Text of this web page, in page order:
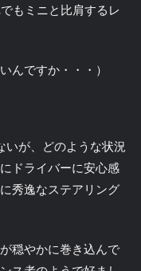
もミニと比肩するレ
んですか・・・）
いが、どのような状況
ドライバーに安心感
秀逸なステアリング
穏やかに巻き込んで